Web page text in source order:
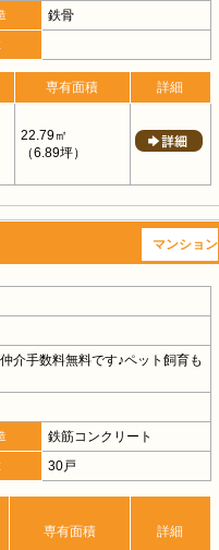
鉄骨
専有面積 詳細
22.79㎡
（6.89坪）
マンション
手数料無料です♪ペット飼育も
鉄筋コンクリート
30戸
専有面積 詳細